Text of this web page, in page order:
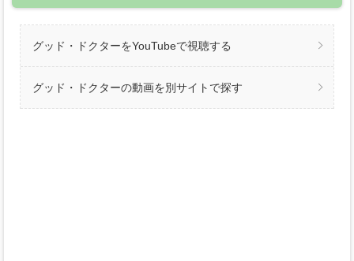
グッド・ドクターをYouTubeで視聴する
グッド・ドクターの動画を別サイトで探す